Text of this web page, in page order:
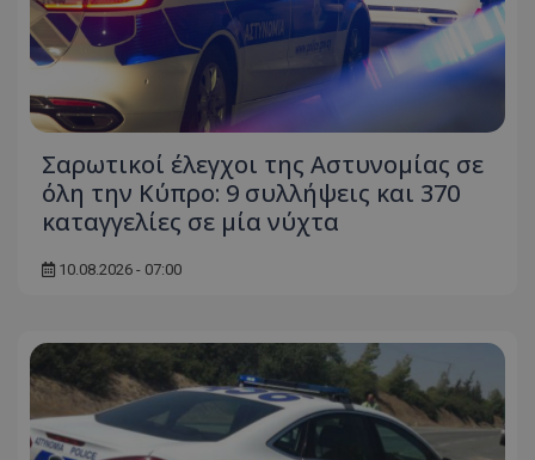
Σαρωτικοί έλεγχοι της Αστυνομίας σε
όλη την Κύπρο: 9 συλλήψεις και 370
καταγγελίες σε μία νύχτα
10.08.2026 - 07:00